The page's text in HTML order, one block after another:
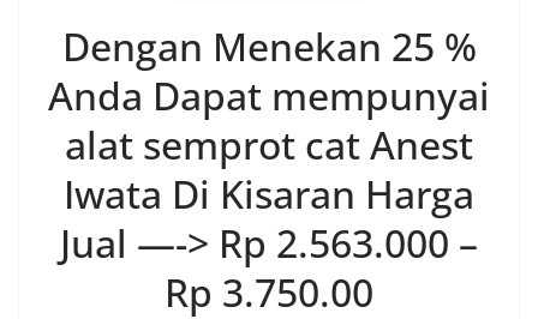
Dengan Menekan 25 %
Anda Dapat mempunyai
alat semprot cat Anest
Iwata Di Kisaran Harga
Jual —-> Rp 2.563.000 –
Rp 3.750.00